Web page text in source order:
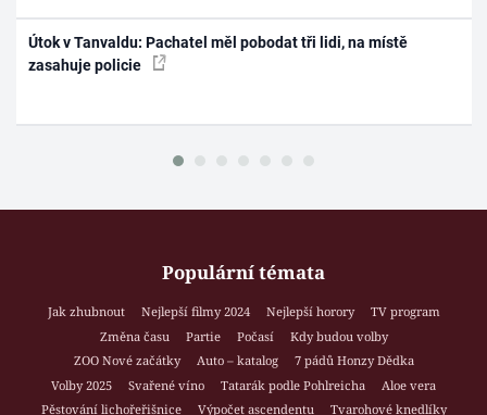
Útok v Tanvaldu: Pachatel měl pobodat tři lidi, na místě
zasahuje policie
Populární témata
Jak zhubnout Nejlepší filmy 2024 Nejlepší horory
TV program
Změna času
Partie Počasí
Kdy budou volby
ZOO Nové začátky
Auto – katalog
7 pádů Honzy Dědka
Volby 2025
Svařené víno Tatarák podle Pohlreicha
Aloe vera
Pěstování lichořeřišnice
Výpočet ascendentu
Tvarohové knedlíky